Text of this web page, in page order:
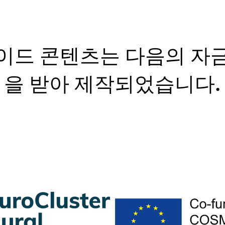
드 콘텐츠는 다음의 자
을 받아 제작되었습니다.